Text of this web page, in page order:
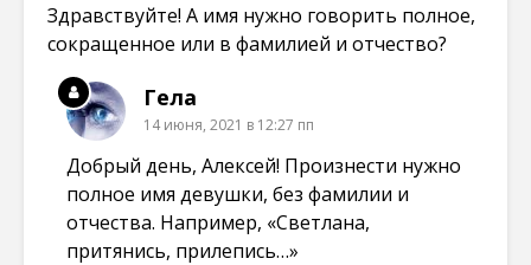
Здравствуйте! А имя нужно говорить полное,
сокращенное или в фамилией и отчество?
Гела
14 июня, 2021 в 12:27 пп
Добрый день, Алексей! Произнести нужно
полное имя девушки, без фамилии и
отчества. Например, «Светлана,
притянись, прилепись…»